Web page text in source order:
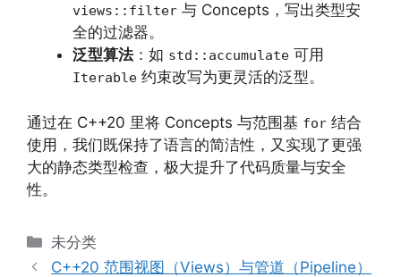
views::filter 与 Concepts，写出类型安
全的过滤器。
泛型算法：如 std::accumulate 可用
Iterable 约束改写为更灵活的泛型。
通过在 C++20 里将 Concepts 与范围基 for 结合
使用，我们既保持了语言的简洁性，又实现了更强
大的静态类型检查，极大提升了代码质量与安全
性。
分
类
未分类
C++20 范围视图（Views）与管道（Pipeline）